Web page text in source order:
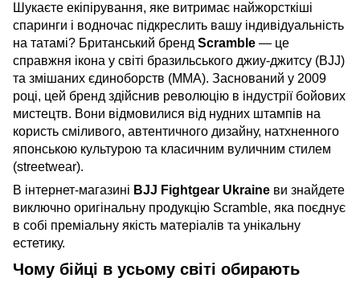
Шукаєте екіпірування, яке витримає найжорсткіші
спаринги і водночас підкреслить вашу індивідуальність
на татамі? Британський бренд Scramble — це
справжня ікона у світі бразильського джиу-джитсу (BJJ)
та змішаних єдиноборств (MMA). Заснований у 2009
році, цей бренд здійснив революцію в індустрії бойових
мистецтв. Вони відмовилися від нудних штампів на
користь сміливого, автентичного дизайну, натхненного
японською культурою та класичним вуличним стилем
(streetwear).
В інтернет-магазині BJJ Fightgear Ukraine ви знайдете
виключно оригінальну продукцію Scramble, яка поєднує
в собі преміальну якість матеріалів та унікальну
естетику.
Чому бійці в усьому світі обирають